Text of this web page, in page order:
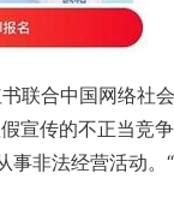
联合中国网络社
宣传的不正当竞争
非法经营活动。